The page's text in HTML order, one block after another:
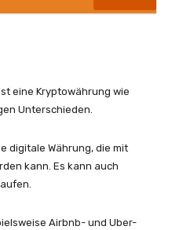
eine Kryptowährung wie
Unterschieden.
digitale Währung, die mit
kann. Es kann auch
Airbnb- und Uber-